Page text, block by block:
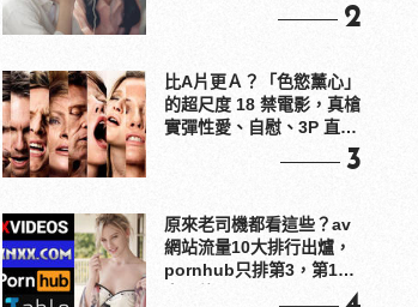
2
比A片更Ａ？「色慾薰心」
的超尺度 18 禁電影，真槍
實彈性愛、自慰、3P 直接
3
原來老司機都看這些？av
網站流量10大排行出爐，
pornhub只排第3，第1名